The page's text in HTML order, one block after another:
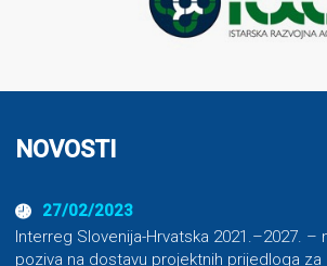
NOVOSTI
27/02/2023
Interreg Slovenija-Hrvatska 2021.–2027. –
poziva na dostavu projektnih prijedloga za